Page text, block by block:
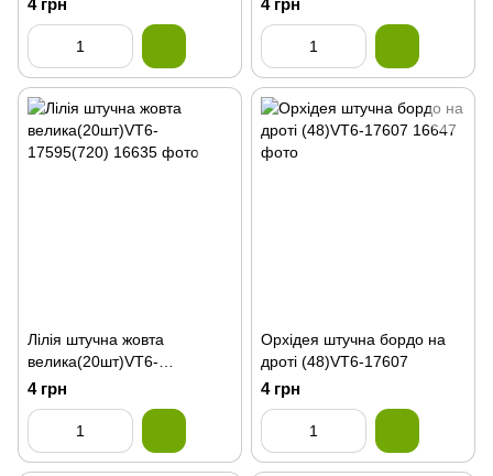
4 грн 4 грн
Лілія штучна жовта
велика(20шт)VT6-
17595(720)
4 грн
Орхідея штучна бордо на
дроті (48)VT6-17607
4 грн